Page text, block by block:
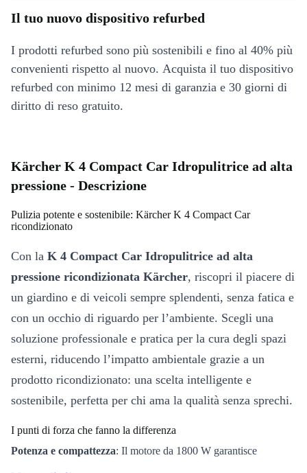
Il tuo nuovo dispositivo refurbed
I prodotti refurbed sono più sostenibili e fino al 40% più
convenienti rispetto al nuovo. Acquista il tuo dispositivo
refurbed con minimo 12 mesi di garanzia e 30 giorni di
diritto di reso gratuito.
Kärcher K 4 Compact Car Idropulitrice ad alta
pressione - Descrizione
Pulizia potente e sostenibile: Kärcher K 4 Compact Car
ricondizionato
Con la K 4 Compact Car Idropulitrice ad alta
pressione ricondizionata Kärcher, riscopri il piacere di
un giardino e di veicoli sempre splendenti, senza fatica e
con un occhio di riguardo per l’ambiente. Scegli una
soluzione professionale e pratica per la cura degli spazi
esterni, riducendo l’impatto ambientale grazie a un
prodotto ricondizionato: una scelta intelligente e
sostenibile, perfetta per chi ama la qualità senza sprechi.
I punti di forza che fanno la differenza
Potenza e compattezza: Il motore da 1800 W garantisce
prestazioni elevate, mentre il design compatto facilita il trasporto e